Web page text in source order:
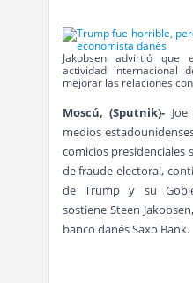
Jakobsen advirtió que
actividad internacional
mejorar las relaciones
Moscú, (Sputnik)-
medios
comicios presidenciales
de fraude electoral,
de Trump y su
sostiene Steen
banco danés Saxo Bank.